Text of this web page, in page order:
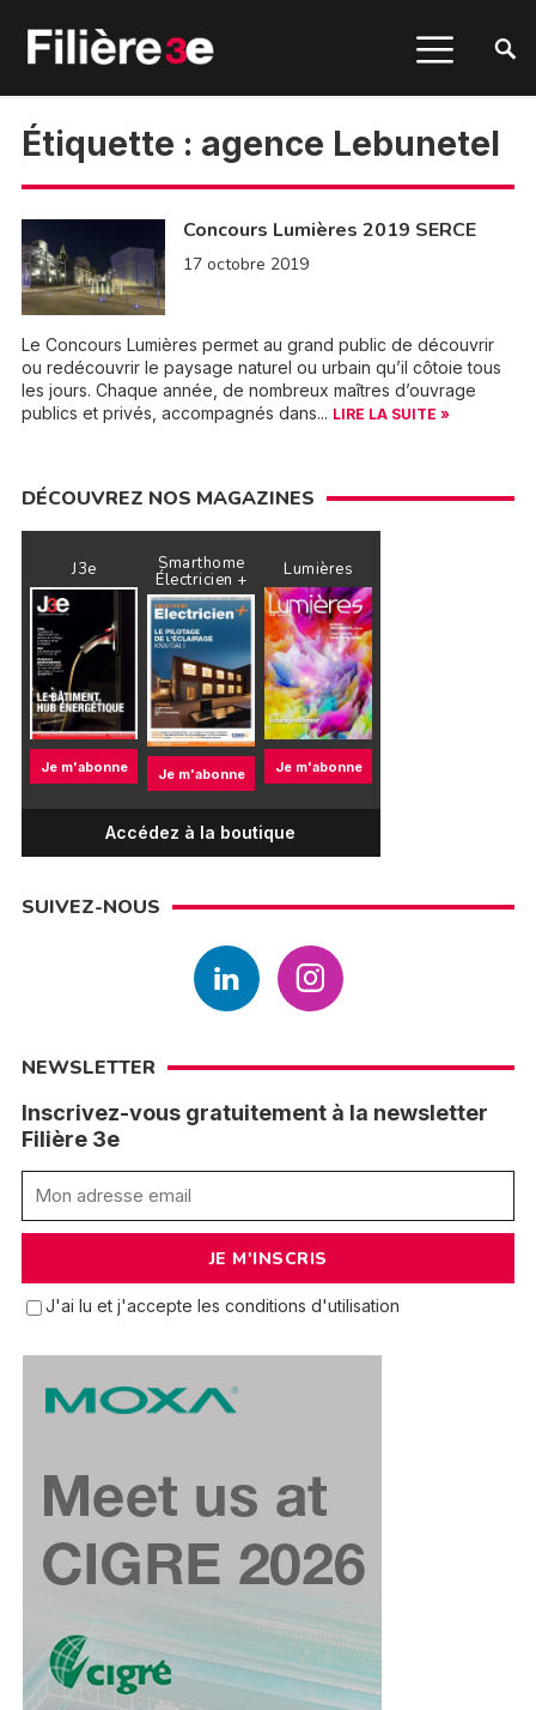
Étiquette : agence Lebunetel
Concours Lumières 2019 SERCE
17 octobre 2019
Le Concours Lumières permet au grand public de découvrir
ou redécouvrir le paysage naturel ou urbain qu’il côtoie tous
les jours. Chaque année, de nombreux maîtres d’ouvrage
publics et privés, accompagnés dans... LIRE LA SUITE »
DÉCOUVREZ NOS MAGAZINES
J3e
Je m'abonne
Smarthome
Électricien +
Je m'abonne
Lumières
Je m'abonne
Accédez à la boutique
SUIVEZ-NOUS
NEWSLETTER
Inscrivez-vous gratuitement à la newsletter
Filière 3e
J'ai lu et j'accepte les conditions d'utilisation